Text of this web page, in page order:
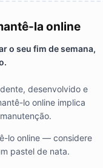
la online
o seu fim de semana,
desenvolvido e
lo online implica
lo online — considere
pastel de nata.